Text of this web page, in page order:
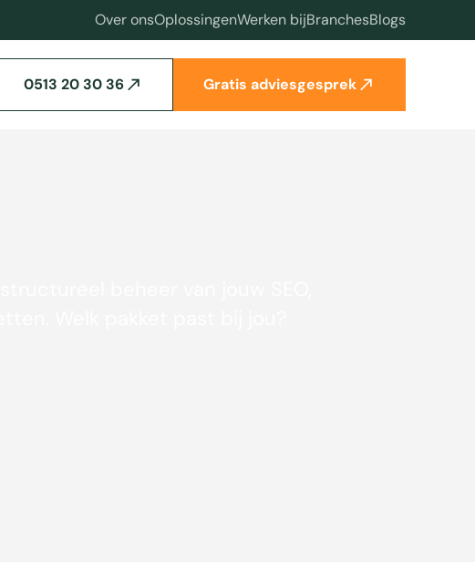
Over onsOplossingenWerken bijBranchesBlogs
0513 20 30 36 Gratis adviesgesprek